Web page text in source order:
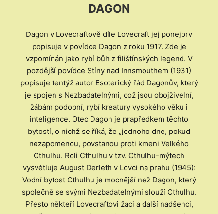
DAGON
Dagon v Lovecraftově díle Lovecraft jej ponejprv
popisuje v povídce Dagon z roku 1917. Zde je
vzpomínán jako rybí bůh z filištínských legend. V
pozdější povídce Stíny nad Innsmouthem (1931)
popisuje tentýž autor Esoterický řád Dagonův, který
je spojen s Nezbadatelnými, což jsou obojživelní,
žábám podobní, rybí kreatury vysokého věku i
inteligence. Otec Dagon je prapředkem těchto
bytostí, o nichž se říká, že „jednoho dne, pokud
nezapomenou, povstanou proti kmeni Velkého
Cthulhu. Roli Cthulhu v tzv. Cthulhu-mýtech
vysvětluje August Derleth v Lovci na prahu (1945):
Vodní bytost Cthulhu je mocnější než Dagon, který
společně se svými Nezbadatelnými slouží Cthulhu.
Přesto někteří Lovecraftovi žáci a další nadšenci,